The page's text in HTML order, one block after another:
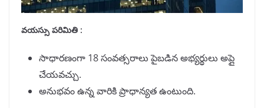
వయస్సు పరిమితి :
సాధారణంగా 18 సంవత్సరాలు పైబడిన అభ్యర్థులు అప్లై
చేయవచ్చు.
అనుభవం ఉన్న వారికి ప్రాధాన్యత ఉంటుంది.